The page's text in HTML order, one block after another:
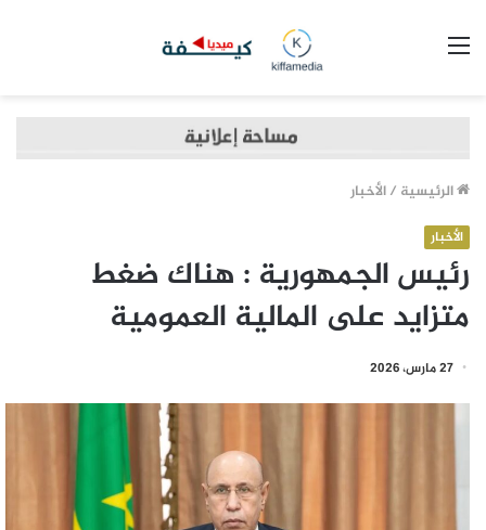
الرئيسية /الأخبار
الأخبار
رئيس الجمهورية : هناك ضغط
متزايد على المالية العمومية
27 مارس، 2026